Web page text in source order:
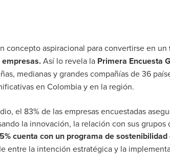
concepto aspiracional para convertirse en un
Así lo revela la Primera Encuesta
medianas y grandes compañías de 36
en Colombia y en la región.
el 83% de las empresas encuestadas
la innovación, la relación con sus grupos
cuenta con un programa de
entre la intención estratégica y la